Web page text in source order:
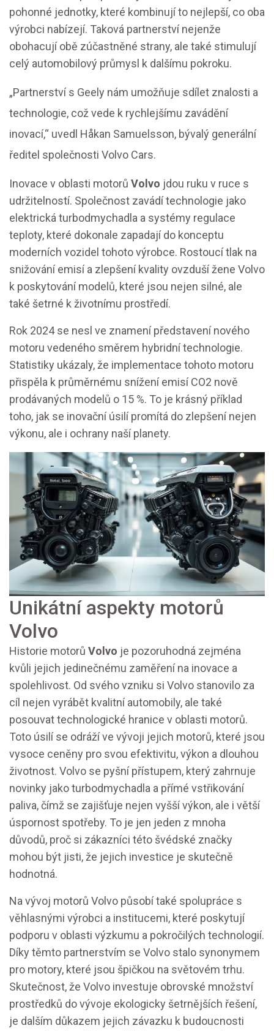
pohonné jednotky, které kombinují to nejlepší, co oba
výrobci nabízejí. Taková partnerství nejenže
obohacují obě zúčastněné strany, ale také stimulují
celý automobilový průmysl k dalšímu pokroku.
„Partnerství s Geely nám umožňuje sdílet znalosti a
technologie, což vede k rychlejšímu zavádění
inovací,“ uvedl Håkan Samuelsson, bývalý generální
ředitel společnosti Volvo Cars.
Inovace v oblasti motorů Volvo jdou ruku v ruce s
udržitelností. Společnost zavádí technologie jako
elektrická turbodmychadla a systémy regulace
teploty, které dokonale zapadají do konceptu
moderních vozidel tohoto výrobce. Rostoucí tlak na
snižování emisí a zlepšení kvality ovzduší žene Volvo
k poskytování modelů, které jsou nejen silné, ale
také šetrné k životnímu prostředí.
Rok 2024 se nesl ve znamení představení nového
motoru vedeného směrem hybridní technologie.
Statistiky ukázaly, že implementace tohoto motoru
přispěla k průměrnému snížení emisí CO2 nově
prodávaných modelů o 15 %. To je krásný příklad
toho, jak se inovační úsilí promítá do zlepšení nejen
výkonu, ale i ochrany naší planety.
Unikátní aspekty motorů
Volvo
Historie motorů Volvo je pozoruhodná zejména
kvůli jejich jedinečnému zaměření na inovace a
spolehlivost. Od svého vzniku si Volvo stanovilo za
cíl nejen vyrábět kvalitní automobily, ale také
posouvat technologické hranice v oblasti motorů.
Toto úsilí se odráží ve vývoji jejich motorů, které jsou
vysoce ceněny pro svou efektivitu, výkon a dlouhou
životnost. Volvo se pyšní přístupem, který zahrnuje
novinky jako turbodmychadla a přímé vstřikování
paliva, čímž se zajišťuje nejen vyšší výkon, ale i větší
úspornost spotřeby. To je jen jeden z mnoha
důvodů, proč si zákazníci této švédské značky
mohou být jisti, že jejich investice je skutečně
hodnotná.
Na vývoj motorů Volvo působí také spolupráce s
věhlasnými výrobci a institucemi, které poskytují
podporu v oblasti výzkumu a pokročilých technologií.
Díky těmto partnerstvím se Volvo stalo synonymem
pro motory, které jsou špičkou na světovém trhu.
Skutečnost, že Volvo investuje obrovské množství
prostředků do vývoje ekologicky šetrnějších řešení,
je dalším důkazem jejich závazku k budoucnosti